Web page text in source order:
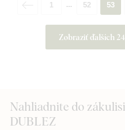
Zobraziť ďalších
1 ... 52 53
Nahliadnite do
DUBLEZ